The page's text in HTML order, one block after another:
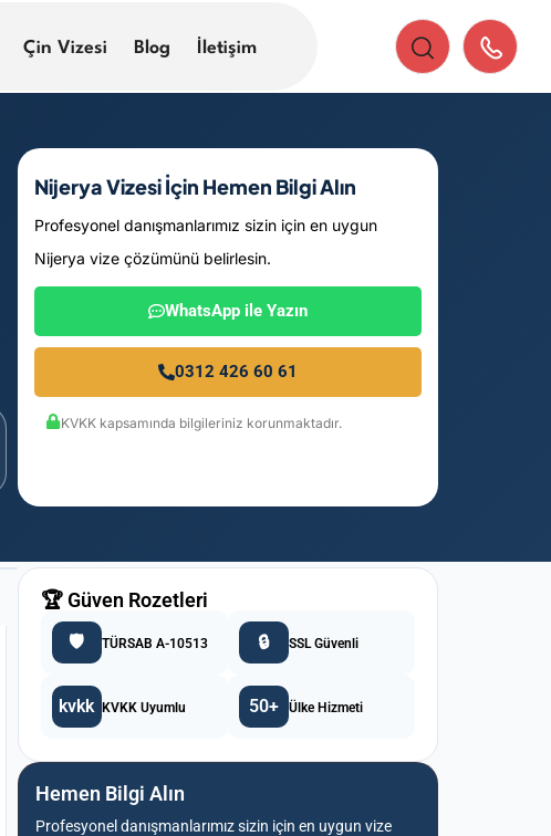
Çin Vizesi Blog İletişim
Nijerya Vizesi İçin Hemen Bilgi Alın
Profesyonel danışmanlarımız sizin için en uygun
Nijerya vize çözümünü belirlesin.
WhatsApp ile Yazın
0312 426 60 61
KVKK kapsamında bilgileriniz korunmaktadır.
🏆 Güven Rozetleri
🛡️ TÜRSAB A-10513 🔒 SSL Güvenli
kvkk KVKK Uyumlu 50+ Ülke Hizmeti
Hemen Bilgi Alın
Profesyonel danışmanlarımız sizin için en uygun vize